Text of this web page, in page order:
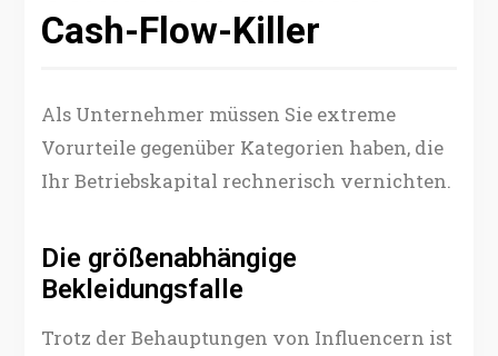
Cash-Flow-Killer
Als Unternehmer müssen Sie extreme
Vorurteile gegenüber Kategorien haben, die
Ihr Betriebskapital rechnerisch vernichten.
Die größenabhängige
Bekleidungsfalle
Trotz der Behauptungen von Influencern ist